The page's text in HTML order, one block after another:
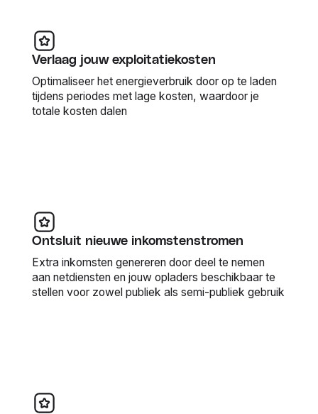
Verlaag jouw exploitatiekosten
Optimaliseer het energieverbruik door op te laden
tijdens periodes met lage kosten, waardoor je
totale kosten dalen
Ontsluit nieuwe inkomstenstromen
Extra inkomsten genereren door deel te nemen
aan netdiensten en jouw opladers beschikbaar te
stellen voor zowel publiek als semi-publiek gebruik